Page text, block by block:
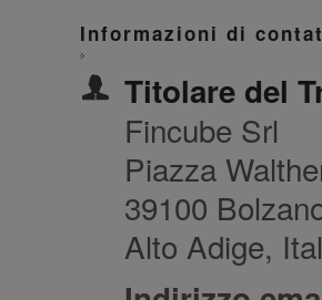
Informazioni di
Titolare del
Fincube Srl
Piazza
39100
Alto Adige,